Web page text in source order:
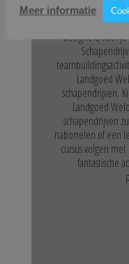
Op zoek naar
bezigheid voor je
Landgoed
schapendrijven.
Landgoed
schapendrijven
naborrelen of een
cursus volgen
fantastische
Meer informatie